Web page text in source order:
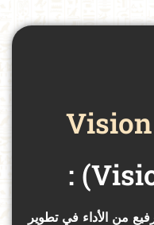
من الأداء في تطوير